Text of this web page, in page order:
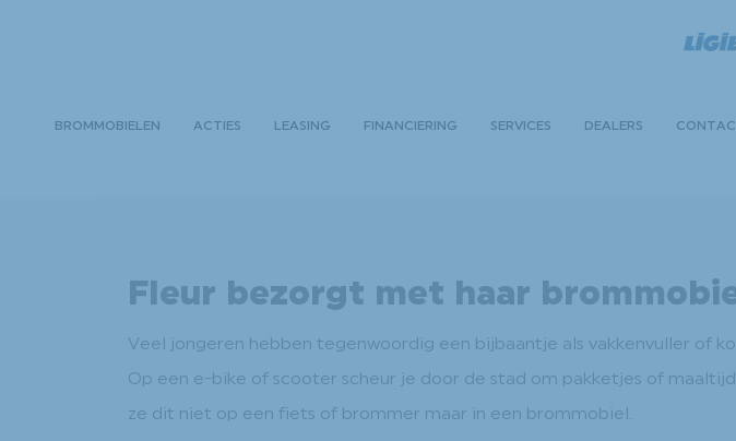
BROMMOBIELEN ACTIES LEASING FINANCIERING SERVICES DEALERS
Fleur bezorgt met haar
Veel jongeren hebben tegenwoordig een bijbaantje als vakkenvuller of
Op een e-bike of scooter scheur je door de stad om pakketjes of
ze dit niet op een fiets of brommer maar in een brommobiel.